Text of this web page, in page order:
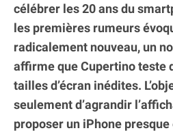
célébrer les 20 ans du
les premières rumeurs
radicalement nouveau, un
affirme que Cupertino teste
tailles d’écran inédites.
seulement d’agrandir
proposer un iPhone